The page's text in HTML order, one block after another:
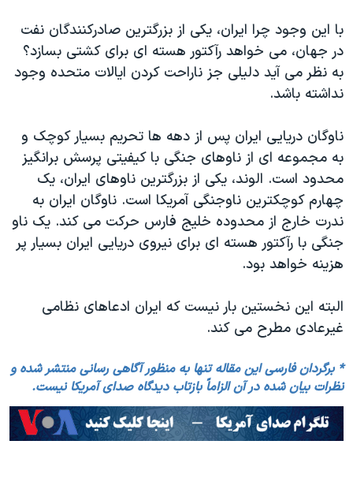
با این وجود چرا ایران، یکی از بزرگترین صادرکنندگان نفت
در جهان، می خواهد رآکتور هسته ای برای کشتی بسازد؟
به نظر می آید دلیلی جز ناراحت کردن ایالات متحده وجود
نداشته باشد.
ناوگان دریایی ایران پس از دهه ها تحریم بسیار کوچک و
به مجموعه ای از ناوهای جنگی با کیفیتی پرسش برانگیز
محدود است. الوند، یکی از بزرگترین ناوهای ایران، یک
چهارم کوچکترین ناوجنگی آمریکا است. ناوگان ایران به
ندرت خارج از محدوده خلیج فارس حرکت می کند. یک ناو
جنگی با رآکتور هسته ای برای نیروی دریایی ایران بسیار پر
هزینه خواهد بود.
البته این نخستین بار نیست که ایران ادعاهای نظامی
غیرعادی مطرح می کند.
* برگردان فارسی این مقاله تنها به منظور آگاهی رسانی منتشر شده و
نظرات بیان شده در آن الزاماً بازتاب دیدگاه صدای آمریکا نیست.